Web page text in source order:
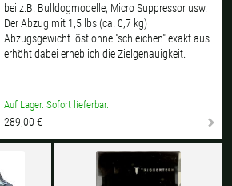
bei z.B. Bulldogmodelle, Micro Suppressor usw.
Der Abzug mit 1,5 lbs (ca. 0,7 kg)
Abzugsgewicht löst ohne "schleichen" exakt aus
erhöht dabei erheblich die Zielgenauigkeit.
Auf Lager. Sofort lieferbar.
289,00 €
Slowakei |€
Spanien |€
Ungarn |